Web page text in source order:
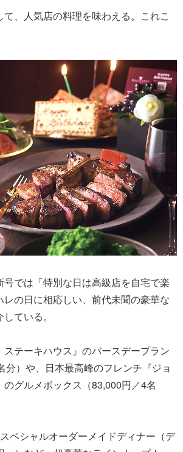
、人気店の料理を味わえる。これこ
では「特別な日は高級店を自宅で楽
レの日に相応しい、前代未聞の豪華な
ている。
ステーキハウス』のバースデープラン
分）や、日本最高峰のフレンチ『ジョ
グルメボックス（83,000円／4名
ペシャルオーダーメイドディナー（デ